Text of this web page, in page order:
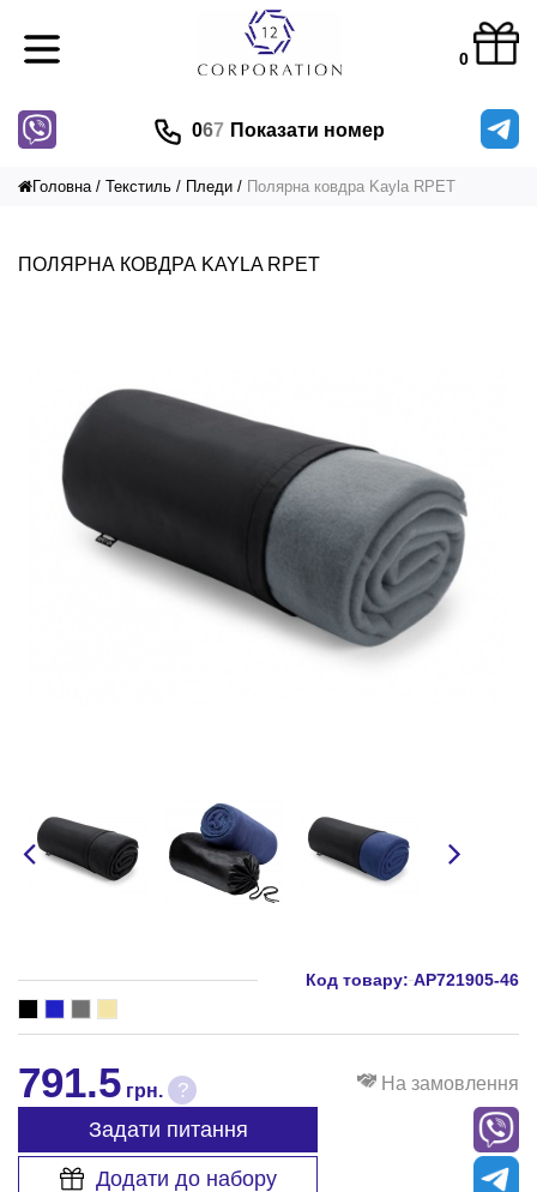
0
067 Показати номер
Головна Текстиль Пледи Полярна ковдра Kayla RPET
ПОЛЯРНА КОВДРА KAYLA RPET
Код товару: AP721905-46
791.5 грн. ? На замовлення
Задати питання
Додати до набору